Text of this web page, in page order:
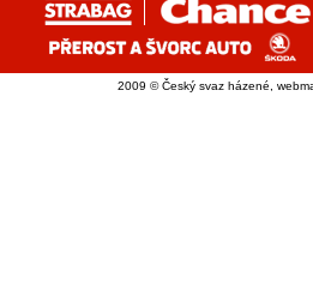
2009 © Český svaz házené,